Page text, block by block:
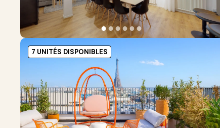
●●●●●●
7 UNITÉS DISPONIBLES